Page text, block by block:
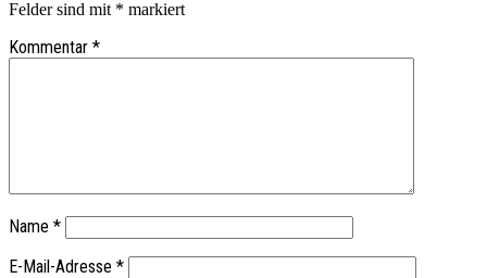
Felder sind mit * markiert
Kommentar *
Name *
E-Mail-Adresse *